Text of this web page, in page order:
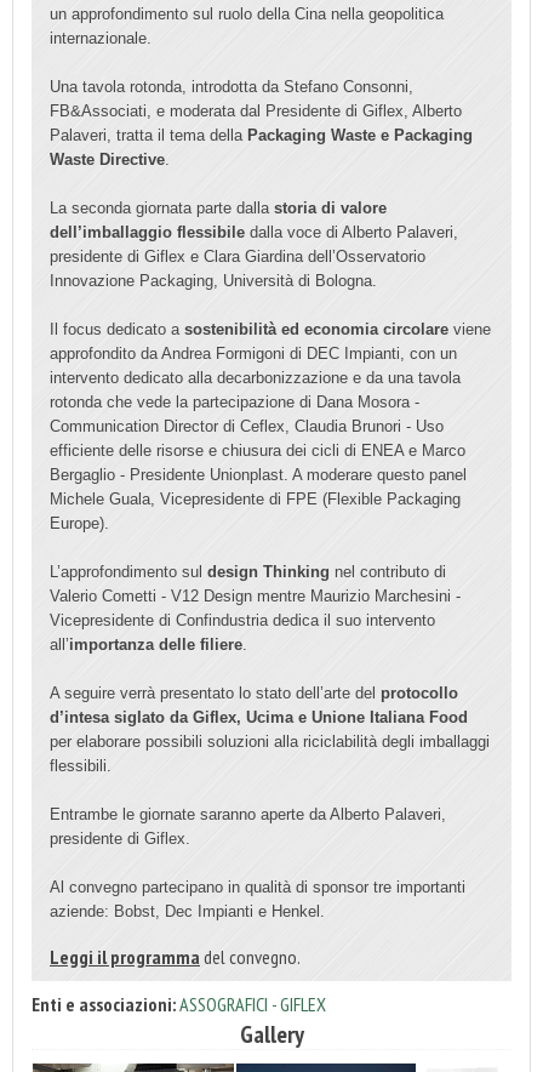
un approfondimento sul ruolo della Cina nella geopolitica
internazionale.
Una tavola rotonda, introdotta da Stefano Consonni,
FB&Associati, e moderata dal Presidente di Giflex, Alberto
Palaveri, tratta il tema della Packaging Waste e Packaging
Waste Directive
La seconda giornata parte dalla storia di valore
dell’imballaggio flessibile dalla voce di Alberto Palaveri,
presidente di Giflex e Clara Giardina dell’Osservatorio
Innovazione Packaging, Università di Bologna.
Il focus dedicato a sostenibilità ed economia circolare viene
approfondito da Andrea Formigoni di DEC Impianti, con un
intervento dedicato alla decarbonizzazione e da una tavola
rotonda che vede la partecipazione di Dana Mosora -
Communication Director di Ceflex, Claudia Brunori - Uso
efficiente delle risorse e chiusura dei cicli di ENEA e Marco
Bergaglio - Presidente Unionplast. A moderare questo panel
Michele Guala, Vicepresidente di FPE (Flexible Packaging
Europe).
L’approfondimento sul design Thinking nel contributo di
Valerio Cometti - V12 Design mentre Maurizio Marchesini -
Vicepresidente di Confindustria dedica il suo intervento
all’importanza delle filiere
A seguire verrà presentato lo stato dell’arte del protocollo
d’intesa siglato da Giflex, Ucima e Unione Italiana Food
per elaborare possibili soluzioni alla riciclabilità degli imballaggi
flessibili.
Entrambe le giornate saranno aperte da Alberto Palaveri,
presidente di Giflex.
Al convegno partecipano in qualità di sponsor tre importanti
aziende: Bobst, Dec Impianti e Henkel.
Leggi il programma del convegno.
Enti e associazioni:ASSOGRAFICI - GIFLEX
Gallery